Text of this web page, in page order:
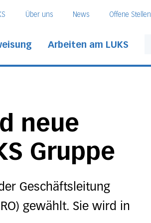
Über uns News Offene Stellen
Arbeiten am LUKS
neue
Gruppe
Geschäftsleitung
gewählt. Sie wird in